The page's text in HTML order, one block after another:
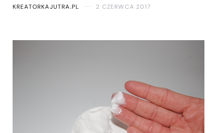
KREATORKAJUTRA.PL 2 CZERWCA 2017